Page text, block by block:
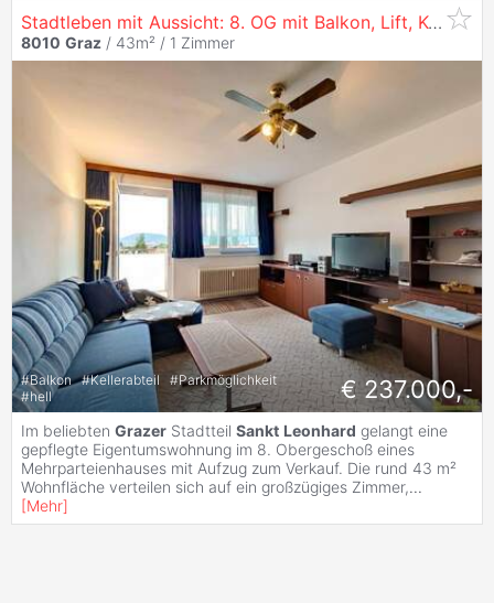
Stadtleben mit Aussicht: 8. OG mit Balkon, Lift, Keller und Garagenmöglichkeit in
8010 Graz / 43m² / 1 Zimmer
#Balkon #Kellerabteil #Parkmöglichkeit
#hell € 237.000,-
Im beliebten Grazer Stadtteil Sankt Leonhard gelangt eine
gepflegte Eigentumswohnung im 8. Obergeschoß eines
Mehrparteienhauses mit Aufzug zum Verkauf. Die rund 43 m²
Wohnfläche verteilen sich auf ein großzügiges Zimmer,...
[Mehr]